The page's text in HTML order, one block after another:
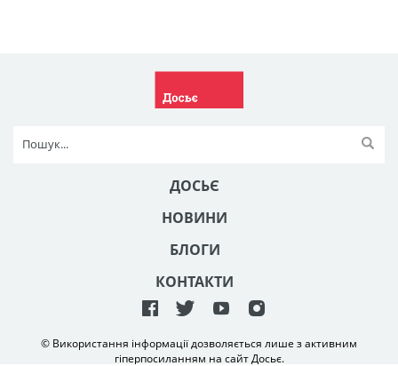
ДОСЬЄ
НОВИНИ
БЛОГИ
КОНТАКТИ
© Використання інформації дозволяється лише з активним
гіперпосиланням на сайт Досьє.